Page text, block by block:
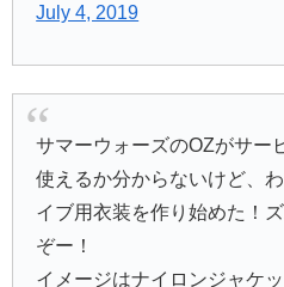
July 4, 2019
サマーウォーズのOZがサー
使えるか分からないけど、
イブ用衣装を作り始めた！
ぞー！
イメージはナイロンジャケ